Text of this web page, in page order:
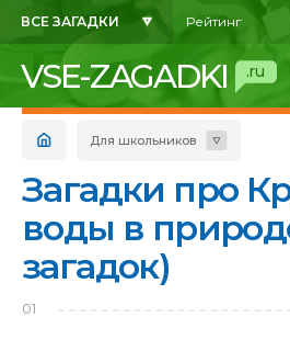
ВСЕ ЗАГАДКИ Рейтинг
VSE-ZAGADKI .ru
Для школьников
Загадки про
воды в
загадок)
01